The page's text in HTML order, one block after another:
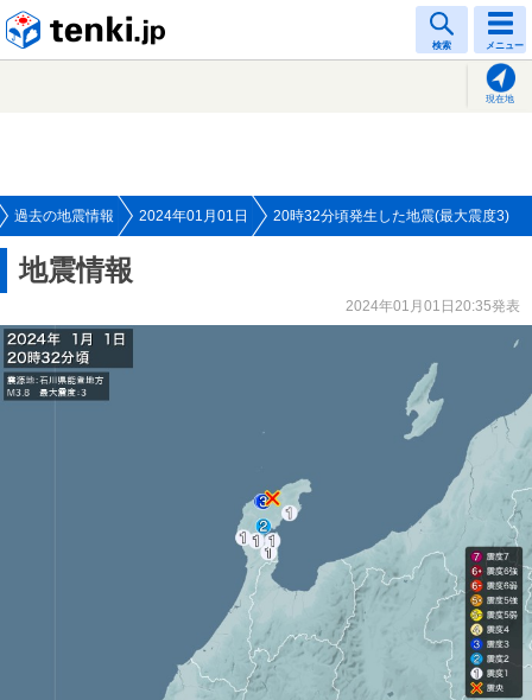
検索 メニュー
現在地
過去の地震情報 2024年01月01日 20時32分頃発生した地震(最大震度3)
地震情報
2024年01月01日20:35発表